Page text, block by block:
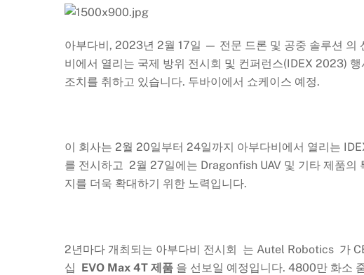
아부다비, 2023년 2월 17일 — 전문 드론 및 공중 솔루션
비에서 열리는 국제 방위 전시회 및 컨퍼런스(IDEX 2023)
조치를 취하고 있습니다. 두바이에서 쇼케이스 예정.
이 회사는 2월 20일부터 24일까지 아부다비에서 열리는
를 전시하고 2월 27일에는 Dragonfish UAV 및 기타 제품의
지를 더욱 확대하기 위한 노력입니다.
2년마다 개최되는 아부다비 전시회 는 Autel Robotics 가
십 EVO Max 4T 제품 을 선보일 예정입니다. 4800만 화소